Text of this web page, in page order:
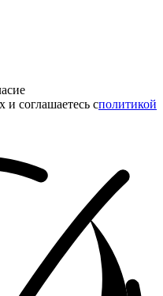
и соглашаетесь cполитикой